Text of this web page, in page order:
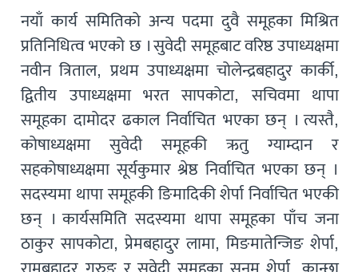
नयाँ कार्य समितिको अन्य पदमा दुवै समूहका मिश्रित
प्रतिनिधित्व भएको छ । सुवेदी समूहबाट वरिष्ठ उपाध्यक्षमा
नवीन त्रिताल, प्रथम उपाध्यक्षमा चोलेन्द्रबहादुर कार्की,
द्वितीय उपाध्यक्षमा भरत सापकोटा, सचिवमा थापा
समूहका दामोदर ढकाल निर्वाचित भएका छन् । त्यस्तै,
कोषाध्यक्षमा सुवेदी समूहकी ऋतु ग्याम्दान र
सहकोषाध्यक्षमा सूर्यकुमार श्रेष्ठ निर्वाचित भएका छन् ।
सदस्यमा थापा समूहकी ङिमादिकी शेर्पा निर्वाचित भएकी
छन् । कार्यसमिति सदस्यमा थापा समूहका पाँच जना
ठाकुर सापकोटा, प्रेमबहादुर लामा, मिङमातेन्जिङ शेर्पा,